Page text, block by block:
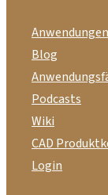
Anwendungen
Blog
Podcasts
Wiki
CAD
Login